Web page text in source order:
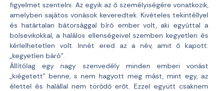
figyelmet szentelni. Az egyik az ő személyiségére vonatkozik,
amelyben sajátos vonások keveredtek. Kivételes tekintéllyel
és határtalan bátorsággal bíró ember volt, aki egyúttal a
bolsevikokkal, a halálos ellenségeivel szemben kegyetlen és
kérlelhetetlen volt. Innét ered az a név, amit ő kapott:
„kegyetlen báró”.
Állítólag egy nagy szenvedély minden emberi vonást
„kiégetett” benne, s nem hagyott meg mást, mint egy, az
élettel és halállal nem törődő erőt. Ezzel együtt csaknem